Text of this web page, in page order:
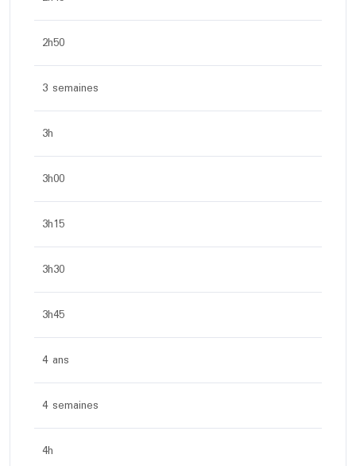
2h50
3 semaines
3h
3h00
3h15
3h30
3h45
4 ans
4 semaines
4h